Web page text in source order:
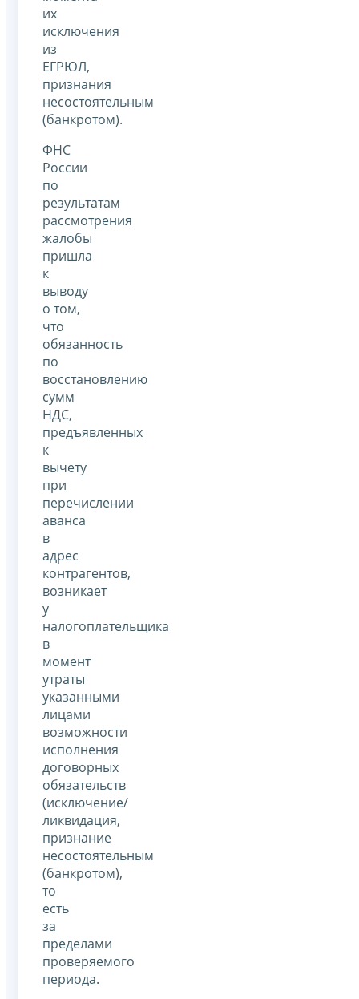
их
исключения
из
ЕГРЮЛ,
признания
несостоятельным
(банкротом).
ФНС
России
по
результатам
рассмотрения
жалобы
пришла
к
выводу
о том,
что
обязанность
по
восстановлению
сумм
НДС,
предъявленных
к
вычету
при
перечислении
аванса
в
адрес
контрагентов,
возникает
у
налогоплательщика
в
момент
утраты
указанными
лицами
возможности
исполнения
договорных
обязательств
(исключение/
ликвидация,
признание
несостоятельным
(банкротом),
то
есть
за
пределами
проверяемого
периода.